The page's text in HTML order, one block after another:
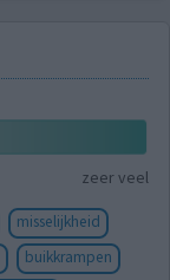
zeer veel
misselijkheid
buikkrampen